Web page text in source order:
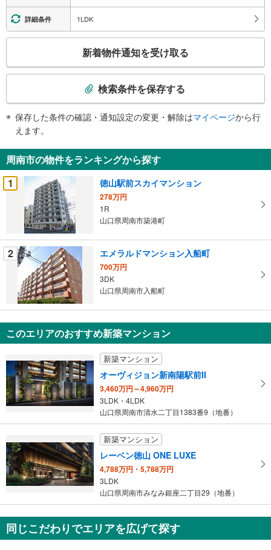
詳細条件 1LDK
検
知
を
受
け
条
件
ペ
ー
ジ
保
存
す
る
新着物件通知を受け取る
検索条件を保存する
保存した条件の確認・通知設定の変更・解除はマイページから行
えます。
周南市の物件をランキングから探す
1
徳山駅前スカイマンション
278万円
1R
山口県周南市築港町
2 エメラルドマンション入船町
700万円
3DK
山口県周南市入船町
このエリアのおすすめ新築マンション
新築マンション
オーヴィジョン新南陽駅前II
3,460万円～4,960万円
3LDK・4LDK
山口県周南市清水二丁目1383番9（地番）
新築マンション
レーベン徳山 ONE LUXE
4,788万円・5,788万円
3LDK
山口県周南市みなみ銀座二丁目29（地番）
同じこだわりでエリアを広げて探す